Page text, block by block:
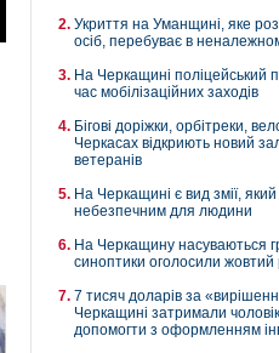
Укриття на Уманщині, яке
осіб, перебуває в
На Черкащині поліцейський
час мобілізаційних заходів
Бігові доріжки, орбітреки,
Черкасах відкриють новий
ветеранів
На Черкащині є вид змії,
небезпечним для людини
На Черкащину насуваються
синоптики оголосили жовтий
7 тисяч доларів за
Черкащині затримали
допомогти з оформленням